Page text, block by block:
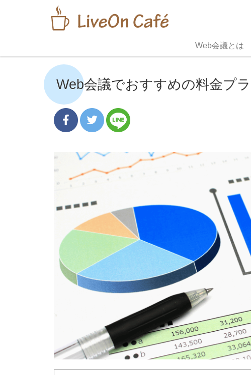
Web会議とは
Web会議でおすすめの料金プ